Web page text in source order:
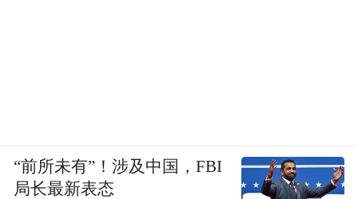
“前所未有”！涉及中国，FBI
局长最新表态